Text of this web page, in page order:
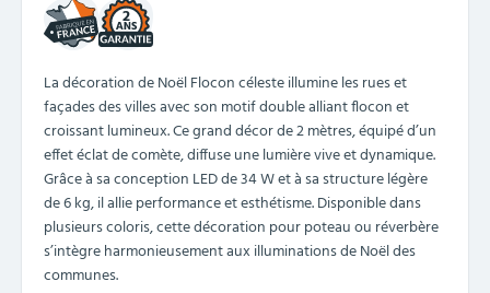
2
La décoration de Noël Flocon céleste illumine les rues et
façades des villes avec son motif double alliant flocon et
croissant lumineux. Ce grand décor de 2 mètres, équipé d’un
effet éclat de comète, diffuse une lumière vive et dynamique.
Grâce à sa conception LED de 34 W et à sa structure légère
de 6 kg, il allie performance et esthétisme. Disponible dans
plusieurs coloris, cette décoration pour poteau ou réverbère
s’intègre harmonieusement aux illuminations de Noël des
communes.